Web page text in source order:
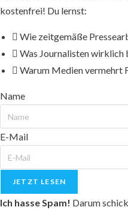
kostenfrei! Du lernst:
Wie zeitgemäße
Was Journalisten wirklich
Warum Medien vermehrt
Name
E-Mail
JETZT LESEN
Ich hasse Spam! Darum